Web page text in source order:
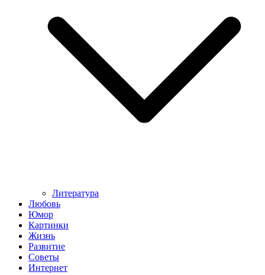
Литература
Любовь
Юмор
Картинки
Жизнь
Развитие
Советы
Интернет